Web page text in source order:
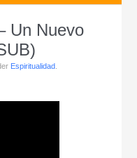
Un Nuevo
Espiritualidad